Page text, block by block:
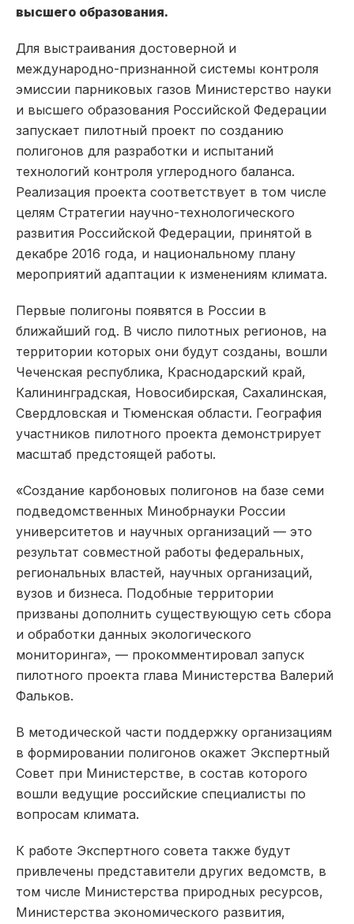
высшего образования.
Для выстраивания достоверной и
международно-признанной системы контроля
эмиссии парниковых газов Министерство науки
и высшего образования Российской Федерации
запускает пилотный проект по созданию
полигонов для разработки и испытаний
технологий контроля углеродного баланса.
Реализация проекта соответствует в том числе
целям Стратегии научно-технологического
развития Российской Федерации, принятой в
декабре 2016 года, и национальному плану
мероприятий адаптации к изменениям климата.
Первые полигоны появятся в России в
ближайший год. В число пилотных регионов, на
территории которых они будут созданы, вошли
Чеченская республика, Краснодарский край,
Калининградская, Новосибирская, Сахалинская,
Свердловская и Тюменская области. География
участников пилотного проекта демонстрирует
масштаб предстоящей работы.
«Создание карбоновых полигонов на базе семи
подведомственных Минобрнауки России
университетов и научных организаций — это
результат совместной работы федеральных,
региональных властей, научных организаций,
вузов и бизнеса. Подобные территории
призваны дополнить существующую сеть сбора
и обработки данных экологического
мониторинга», — прокомментировал запуск
пилотного проекта глава Министерства Валерий
Фальков.
В методической части поддержку организациям
в формировании полигонов окажет Экспертный
Совет при Министерстве, в состав которого
вошли ведущие российские специалисты по
вопросам климата.
К работе Экспертного совета также будут
привлечены представители других ведомств, в
том числе Министерства природных ресурсов,
Министерства экономического развития,